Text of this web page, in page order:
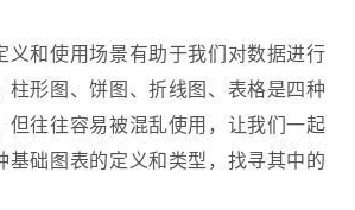
义和使用场景有助于我们对数据进行
柱形图、饼图、折线图、表格是四种
但往往容易被混乱使用，让我们一起
基础图表的定义和类型，找寻其中的